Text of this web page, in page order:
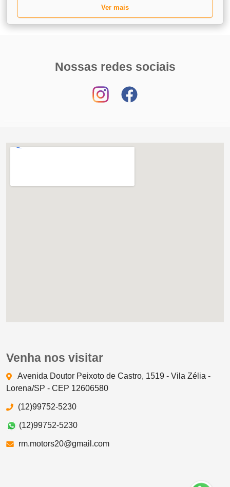
Ver mais
Nossas redes sociais
Venha nos visitar
Avenida Doutor Peixoto de Castro, 1519 - Vila Zélia -
Lorena/SP - CEP 12606580
(12)99752-5230
(12)99752-5230
rm.motors20@gmail.com